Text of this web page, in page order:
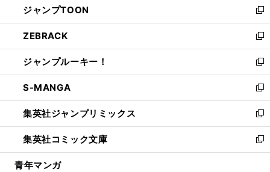
く
で
開
く
ド
ウ
で
開
く
ィ
ン
ド
ウ
で
開
く
い
ウ
ィ
ン
ド
ウ
で
開
く
ジャンプTOON
新
し
い
ウ
ィ
ン
ド
ウ
で
開
く
ZEBRACK
新
し
い
ウ
ィ
ン
ド
ウ
で
開
ジャンプルーキー！
新
し
い
ウ
ィ
ン
ド
ウ
S-MANGA
新
し
い
ウ
ィ
ン
集英社ジャンプリミックス
新
し
い
ウ
集英社コミック文庫
新
し
青年マンガ